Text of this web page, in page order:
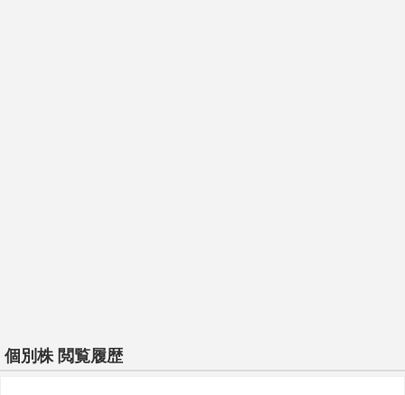
個別株 閲覧履歴